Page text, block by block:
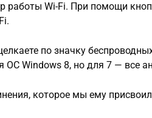
работы Wi-Fi. При помощи
по значку
ОС Windows 8, но для 7 — все
которое мы ему